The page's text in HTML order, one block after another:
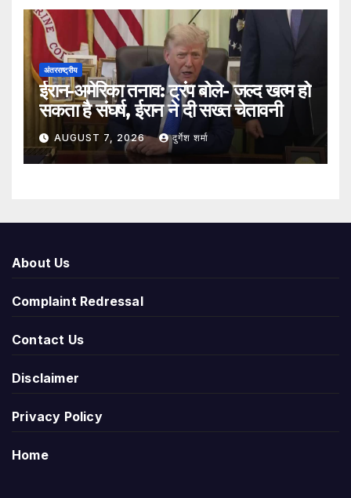
अंतरराष्ट्रीय
ईरान-अमेरिका तनाव: ट्रंप बोले- जल्द खत्म हो
सकता है संघर्ष, ईरान ने दी सख्त चेतावनी
AUGUST 7, 2026 दुर्गेश शर्मा
About Us
Complaint Redressal
Contact Us
Disclaimer
Privacy Policy
Home